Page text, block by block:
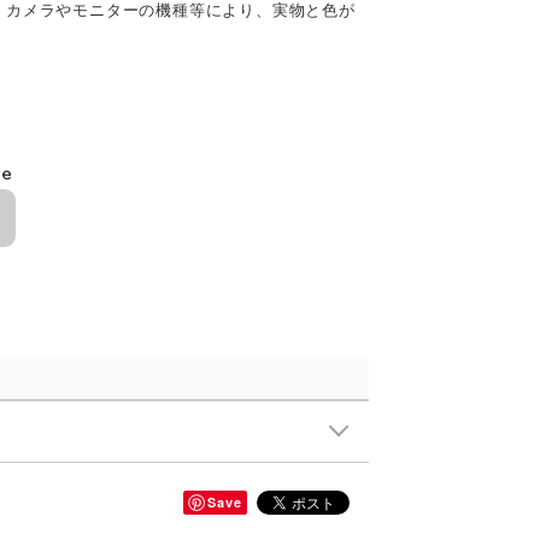
メラやモニターの機種等により、実物と色が
Save